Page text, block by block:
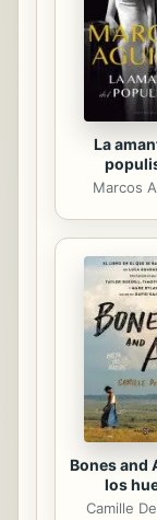
La
Marcos
Bones and
los
Camille